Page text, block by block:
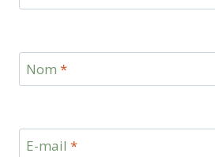
Nom *
E-mail *